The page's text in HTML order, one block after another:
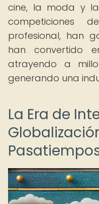
cine, la moda y la
competiciones
profesional, han
han convertido
atrayendo a
generando una
La Era de